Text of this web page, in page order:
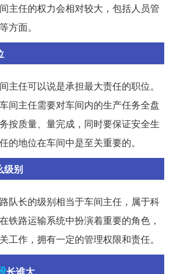
主任的权力会相对较大，包括人员管
方面。
主任可以说是承担最大责任的职位。
间主任需要对车间内的生产任务全盘
按质量、量完成，同时要保证安全生
的地位在车间中是至关重要的。
级别
队长的级别相当于车间主任，属于科
铁路运输系统中扮演着重要的角色，
工作，拥有一定的管理权限和责任。
长谁大